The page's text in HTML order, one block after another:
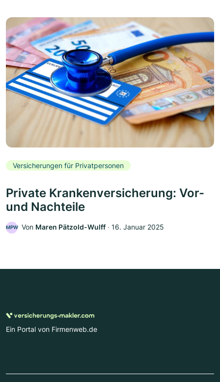
Versicherungen für Privatpersonen
Private Krankenversicherung: Vor-
und Nachteile
MPW Von Maren Pätzold-Wulff ‧ 16. Januar 2025
Ein Portal von Firmenweb.de